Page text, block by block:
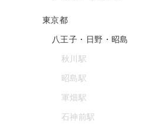
東京都
八王子・日野・昭島
秋川駅
昭島駅
軍畑駅
石神前駅